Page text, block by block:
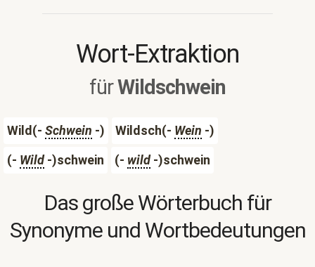
Wort-Extraktion
fürWildschwein
Wild(- Schwein -) Wildsch(- Wein -)
(- Wild-)schwein (- wild-)schwein
Das große Wörterbuch für
Synonyme und Wortbedeutungen